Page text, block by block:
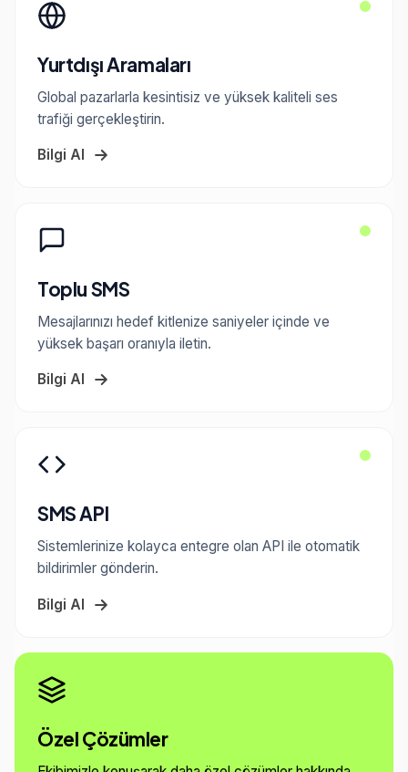
Yurtdışı Aramaları
Global pazarlarla kesintisiz ve yüksek kaliteli ses
trafiği gerçekleştirin.
Bilgi Al
Toplu SMS
Mesajlarınızı hedef kitlenize saniyeler içinde ve
yüksek başarı oranıyla iletin.
Bilgi Al
SMS API
Sistemlerinize kolayca entegre olan API ile otomatik
bildirimler gönderin.
Bilgi Al
Özel Çözümler